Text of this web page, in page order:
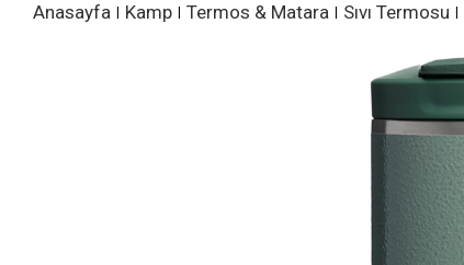
Anasayfa Kamp Termos & Matara Sıvı Termosu